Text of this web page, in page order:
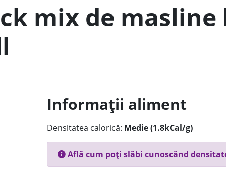
mix de
Informații aliment
Densitatea calorică: Medie (1.8kCal/g)
Află cum poți slăbi cunoscând